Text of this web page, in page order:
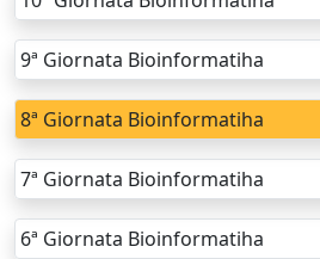
9ª Giornata Bioinformatiha
8ª Giornata Bioinformatiha
7ª Giornata Bioinformatiha
6ª Giornata Bioinformatiha